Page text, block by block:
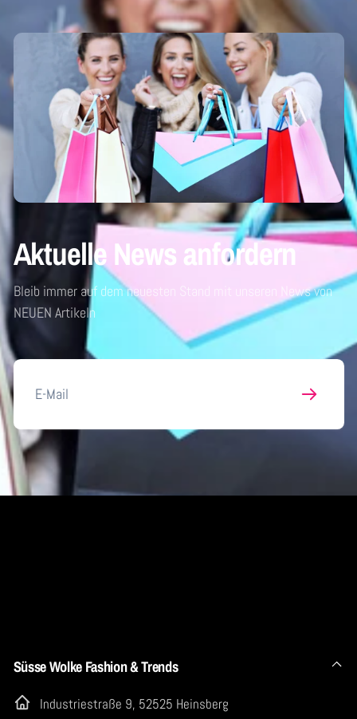
Aktuelle News anfordern
Bleib immer auf dem neuesten Stand mit unseren News von
NEUEN Artikeln
E-
Mail
Süsse Wolke Fashion & Trends
Industriestraße 9, 52525 Heinsberg